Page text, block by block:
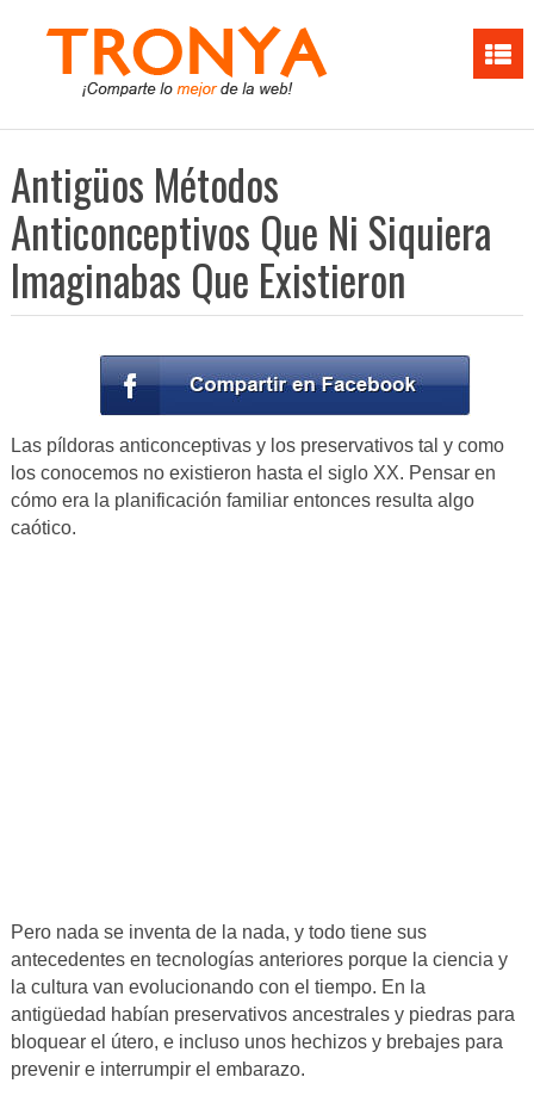
Antigüos Métodos
Anticonceptivos Que Ni Siquiera
Imaginabas Que Existieron
Las píldoras anticonceptivas y los preservativos tal y como
los conocemos no existieron hasta el siglo XX. Pensar en
cómo era la planificación familiar entonces resulta algo
caótico.
Pero nada se inventa de la nada, y todo tiene sus
antecedentes en tecnologías anteriores porque la ciencia y
la cultura van evolucionando con el tiempo. En la
antigüedad habían preservativos ancestrales y piedras para
bloquear el útero, e incluso unos hechizos y brebajes para
prevenir e interrumpir el embarazo.